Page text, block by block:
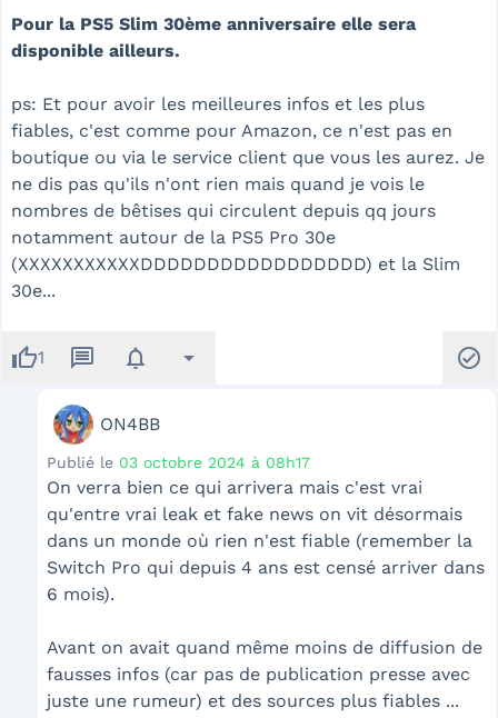
Pour la PS5 Slim 30ème anniversaire elle sera
disponible ailleurs.
ps: Et pour avoir les meilleures infos et les plus
fiables, c'est comme pour Amazon, ce n'est pas en
boutique ou via le service client que vous les aurez. Je
ne dis pas qu'ils n'ont rien mais quand je vois le
nombres de bêtises qui circulent depuis qq jours
notamment autour de la PS5 Pro 30e
(XXXXXXXXXXXDDDDDDDDDDDDDDDDD) et la Slim
30e...
thumb_up1 message notifications arrow_drop_down check_circle
ON4BB
Publié le 03 octobre 2024 à 08h17
On verra bien ce qui arrivera mais c'est vrai
qu'entre vrai leak et fake news on vit désormais
dans un monde où rien n'est fiable (remember la
Switch Pro qui depuis 4 ans est censé arriver dans
6 mois).
Avant on avait quand même moins de diffusion de
fausses infos (car pas de publication presse avec
juste une rumeur) et des sources plus fiables ...